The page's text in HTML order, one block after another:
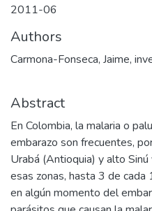
2011-06
Authors
Carmona-Fonseca, Jaime,
Abstract
En Colombia, la malaria o
embarazo son frecuentes,
Urabá (Antioquia) y alto
esas zonas, hasta 3 de cada
en algún momento del